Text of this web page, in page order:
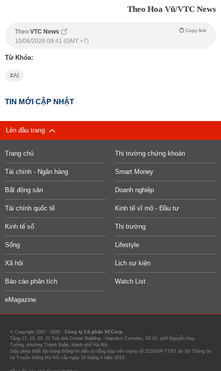
Theo Hoa Vũ/VTC News
Theo VTC News Copy link
10/06/2026 09:41 (GMT +7)
Từ Khóa:
AI
TIN MỚI CẬP NHẬT
Lên đầu trang
Trang chủ Thị trường chứng khoán
Tài chính - Ngân hàng Smart Money
Bất động sản Doanh nghiệp
Tài chính quốc tế Kinh tế vĩ mô - Đầu tư
Kinh tế số Thị trường
Sống Lifestyle
Xã hội Lịch sự kiện
Báo cáo phân tích Watch List
eMagazine
© Copyright 2007 - 2026 - Công ty Cổ phần VCCorp.
Tầng 17, 19, 20, 21 Toà nhà Center Building - Hapulico Complex, Số 01, phố Nguyễn Huy
Tưởng, phường Thanh Xuân, thành phố Hà Nội
Giấy phép thiết lập trang thông tin điện tử tổng hợp trên mạng số 2216/GP-TTĐT do Sở Thông tin
và Truyền thông Hà Nội cấp ngày 10 tháng 4 năm 2019.